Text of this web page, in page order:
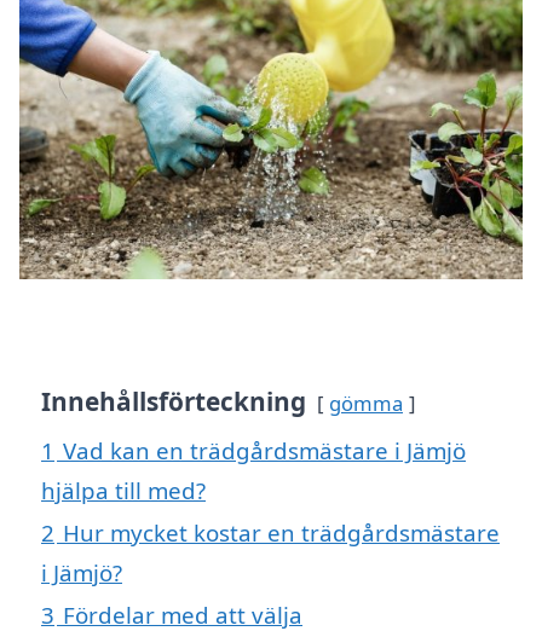
Innehållsförteckning gömma
1 Vad kan en trädgårdsmästare i Jämjö
hjälpa till med?
2 Hur mycket kostar en trädgårdsmästare
i Jämjö?
3 Fördelar med att välja